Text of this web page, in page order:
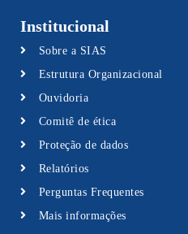
Institucional
Sobre a SIAS
Estrutura Organizacional
Ouvidoria
Comitê de ética
Proteção de dados
Relatórios
Perguntas Frequentes
Mais informações